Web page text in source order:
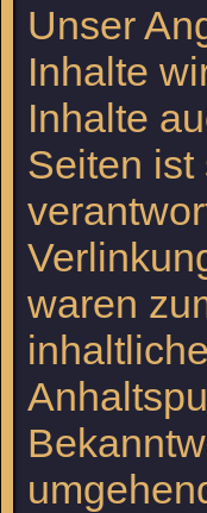
Unser
Inhalte
Inhalte
Seiten ist
waren